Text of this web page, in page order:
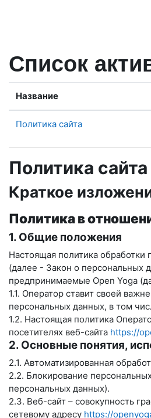
Список
Название
Политика сайта
Политика сайта
Краткое
Политика в
1. Общие положения
Настоящая политика
(далее - Закон о персональных
предпринимаемые Open Yoga
1.1. Оператор ставит своей
персональных данных, в том
1.2. Настоящая политика
посетителях веб-сайта https://
2. Основные понятия,
2.1. Автоматизированная
2.2. Блокирование
персональных данных).
2.3. Веб-сайт – совокупность
сетевому адресу https://